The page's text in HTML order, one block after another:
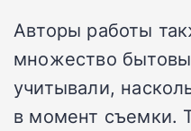
Авторы работы
множество
учитывали,
в момент съемки.